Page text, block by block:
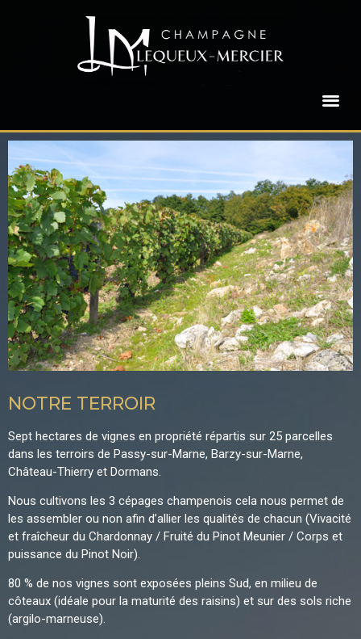
NOTRE TERROIR
Sept hectares de vignes en propriété répartis sur 25 parcelles
dans les terroirs de Passy-sur-Marne, Barzy-sur-Marne,
Château-Thierry et Dormans.
Nous cultivons les 3 cépages champenois cela nous permet de
les assembler ou non afin d’allier les qualités de chacun (Vivacité
et fraîcheur du Chardonnay / Fruité du Pinot Meunier / Corps et
puissance du Pinot Noir).
80 % de nos vignes sont exposées pleins Sud, en milieu de
côteaux (idéale pour la maturité des raisins) et sur des sols riche
(argilo-marneuse).